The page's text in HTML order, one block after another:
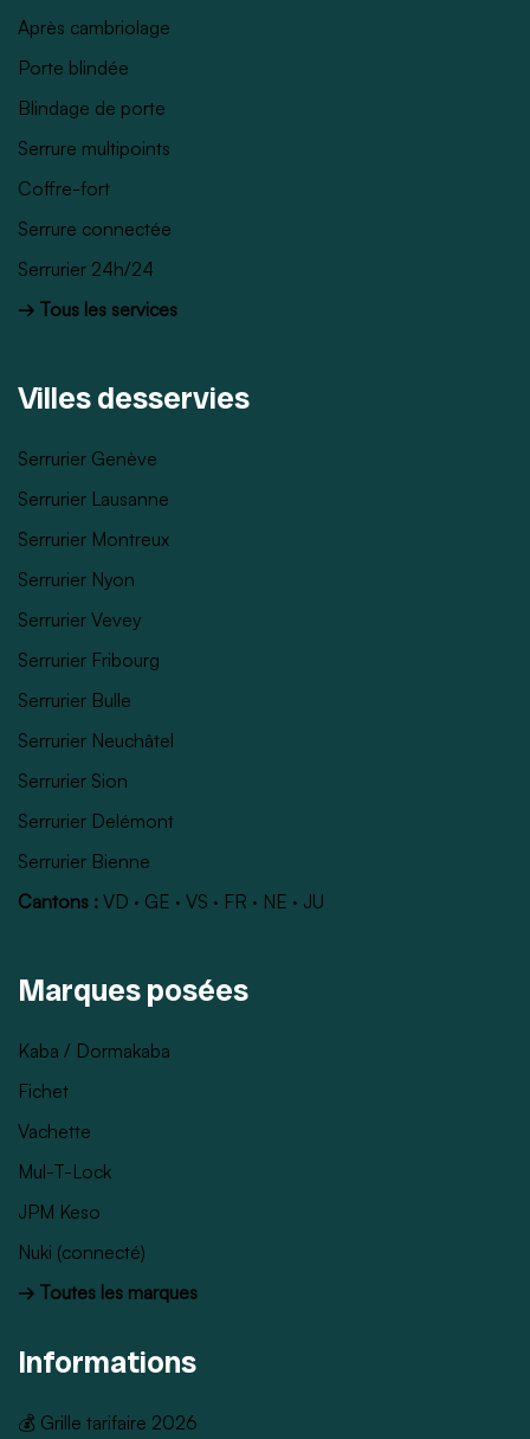
Après cambriolage
Porte blindée
Blindage de porte
Serrure multipoints
Coffre-fort
Serrure connectée
Serrurier 24h/24
→ Tous les services
Villes desservies
Serrurier Genève
Serrurier Lausanne
Serrurier Montreux
Serrurier Nyon
Serrurier Vevey
Serrurier Fribourg
Serrurier Bulle
Serrurier Neuchâtel
Serrurier Sion
Serrurier Delémont
Serrurier Bienne
Cantons : VD · GE · VS · FR · NE · JU
Marques posées
Kaba / Dormakaba
Fichet
Vachette
Mul-T-Lock
JPM Keso
Nuki (connecté)
→ Toutes les marques
Informations
💰 Grille tarifaire 2026